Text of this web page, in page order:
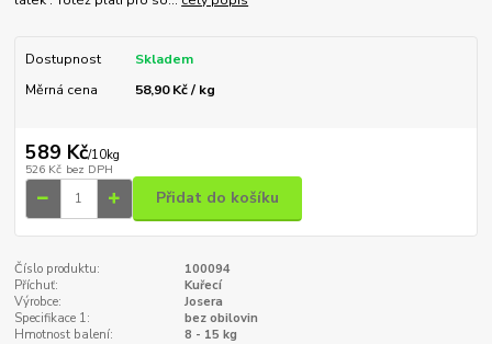
Dostupnost
Skladem
Měrná cena
58,90 Kč / kg
589 Kč/10kg
526 Kč bez DPH
Přidat do košíku
Číslo produktu:
100094
Příchuť:
Kuřecí
Výrobce:
Josera
Specifikace 1:
bez obilovin
Hmotnost balení:
8 - 15 kg